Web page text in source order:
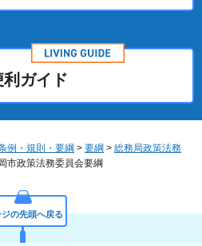
利ガイド
例・規則・要綱 > 要綱 > 総務局政策法務
市政策法務委員会要綱
の先頭へ戻る